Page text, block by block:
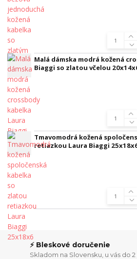
Malá dámska modrá kožená
Biaggi so zlatou včelou
Tmavomodrá kožená
retiazkou Laura Biaggi
⚡ Bleskové doručenie
Skladom na Slovensku, u vás do 2